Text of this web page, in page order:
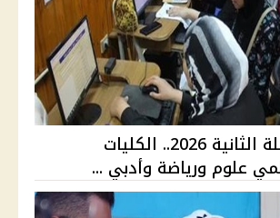
تنسيق المرحلة الثانية 2026.. الكليات
علوم ورياضة وأدبي ...